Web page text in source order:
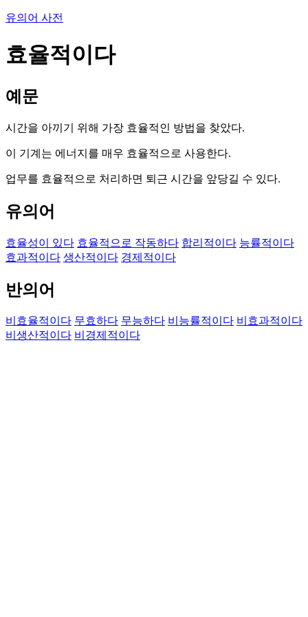
유의어 사전
효율적이다
예문
시간을 아끼기 위해 가장 효율적인 방법을 찾았다.
이 기계는 에너지를 매우 효율적으로 사용한다.
업무를 효율적으로 처리하면 퇴근 시간을 앞당길 수 있다.
유의어
효율성이 있다 효율적으로 작동하다 합리적이다 능률적이다
효과적이다 생산적이다 경제적이다
반의어
비효율적이다 무효하다 무능하다 비능률적이다 비효과적이다
비생산적이다 비경제적이다